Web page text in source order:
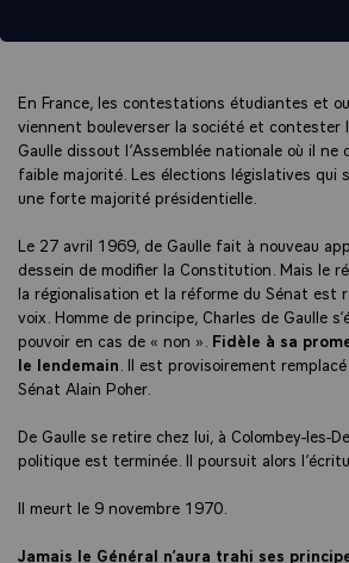
En France, les contestations étudiantes et
viennent bouleverser la société et contester
Gaulle dissout l’Assemblée nationale où il ne
faible majorité. Les élections législatives qui
une forte majorité présidentielle.
Le 27 avril 1969, de Gaulle fait à nouveau
dessein de modifier la Constitution. Mais le
la régionalisation et la réforme du Sénat est
voix. Homme de principe, Charles de Gaulle
pouvoir en cas de « non ». Fidèle à sa
le lendemain . Il est provisoirement
Sénat Alain Poher.
De Gaulle se retire chez lui, à Colombey-les-
politique est terminée. Il poursuit alors
Il meurt le 9 novembre 1970.
Jamais le Général n’aura trahi ses